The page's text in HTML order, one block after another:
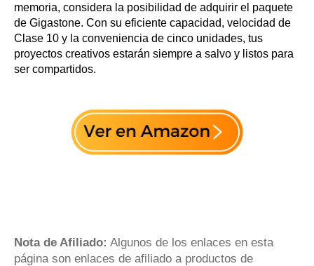
memoria, considera la posibilidad de adquirir el paquete
de Gigastone. Con su eficiente capacidad, velocidad de
Clase 10 y la conveniencia de cinco unidades, tus
proyectos creativos estarán siempre a salvo y listos para
ser compartidos.
Nota de Afiliado: Algunos de los enlaces en esta
página son enlaces de afiliado a productos de